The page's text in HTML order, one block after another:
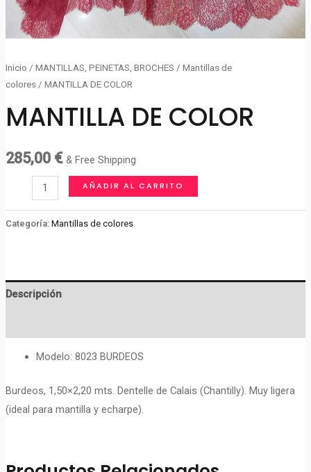
Inicio / MANTILLAS, PEINETAS, BROCHES / Mantillas de
colores/ MANTILLA DE COLOR
MANTILLA DE COLOR
285,00 € & Free Shipping
MANTILLA
COLOR
AÑADIR AL CARRITO
Categoría: Mantillas de colores
Descripción
Modelo: 8023 BURDEOS
Burdeos, 1,50×2,20 mts. Dentelle de Calais (Chantilly). Muy ligera
(ideal para mantilla y echarpe).